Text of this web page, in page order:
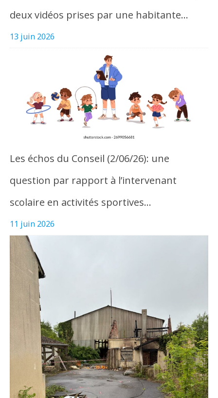
deux vidéos prises par une habitante…
13 juin 2026
Les échos du Conseil (2/06/26): une
question par rapport à l’intervenant
scolaire en activités sportives…
11 juin 2026